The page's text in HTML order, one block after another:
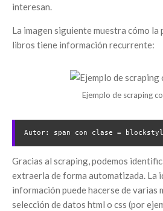
interesan.
La imagen siguiente muestra cómo la
libros tiene información recurrente:
Ejemplo de scraping
Autor: span con clase =
Gracias al scraping, podemos
extraerla de forma automatizada. La
información puede hacerse de varias
selección de datos html o css (por